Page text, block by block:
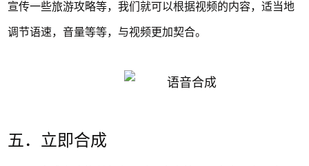
宣传一些旅游攻略等，我们就可以根据视频的内容，适当地
调节语速，音量等等，与视频更加契合。
五．立即合成